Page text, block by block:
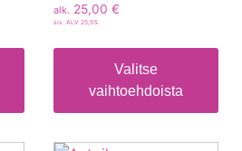
alk. 25,00 €
sis. ALV 25,5%
Valitse
vaihtoehdoista